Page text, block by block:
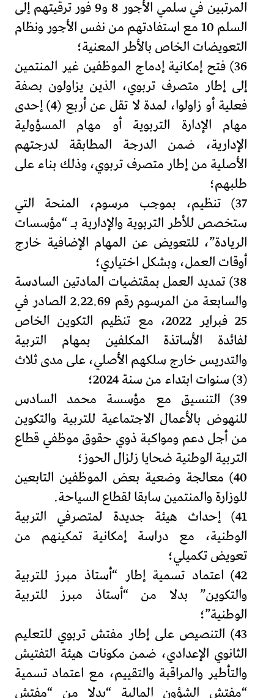
المرتبين في سلمي الأجور 8 و9 فور ترقيتهم إلى
السلم 10 مع استفادتهم من نفس الأجور ونظام
التعويضات الخاص بالأطر المعنية؛
36) فتح إمكانية إدماج الموظفين غير المنتمين
إلى إطار متصرف تربوي، الذين يزاولون بصفة
فعلية أو زاولوا، لمدة لا تقل عن أربع (4) إحدى
مهام الإدارة التربوية أو مهام المسؤولية
الإدارية، ضمن الدرجة المطابقة لدرجتهم
الأصلية من إطار متصرف تربوي، وذلك بناء على
طلبهم؛
37) تنظيم، بموجب مرسوم، المنحة التي
ستخصص للأطر التربوية والإدارية بـ “مؤسسات
الريادة”، للتعويض عن المهام الإضافية خارج
أوقات العمل، وبشكل اختياري؛
38) تمديد العمل بمقتضيات المادتين السادسة
والسابعة من المرسوم رقم 2.22.69 الصادر في
25 فبراير 2022، مع تنظيم التكوين الخاص
لفائدة الأساتذة المكلفين بمهام التربية
والتدريس خارج سلكهم الأصلي، على مدى ثلاث
(3) سنوات ابتداء من سنة 2024؛
39) التنسيق مع مؤسسة محمد السادس
للنهوض بالأعمال الاجتماعية للتربية والتكوين
من أجل دعم ومواكبة ذوي حقوق موظفي قطاع
التربية الوطنية ضحايا زلزال الحوز؛
40) معالجة وضعية بعض الموظفين التابعين
للوزارة والمنتمين سابقا لقطاع السياحة.
41) إحداث هيئة جديدة لمتصرفي التربية
الوطنية، مع دراسة إمكانية تمكينهم من
تعويض تكميلي؛
42) اعتماد تسمية إطار “أستاذ مبرز للتربية
والتكوين” بدلا من “أستاذ مبرز للتربية
الوطنية”؛
43) التنصيص على إطار مفتش تربوي للتعليم
الثانوي الإعدادي، ضمن مكونات هيئة التفتيش
والتأطير والمراقبة والتقييم، مع اعتماد تسمية